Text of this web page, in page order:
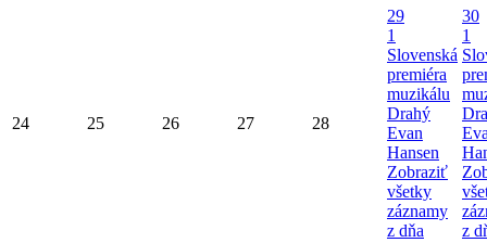
24 25 26 27 28
29
1
Slovenská
premiéra
muzikálu
Drahý
Evan
Hansen
Zobraziť
všetky
záznamy
z dňa
30
1
z